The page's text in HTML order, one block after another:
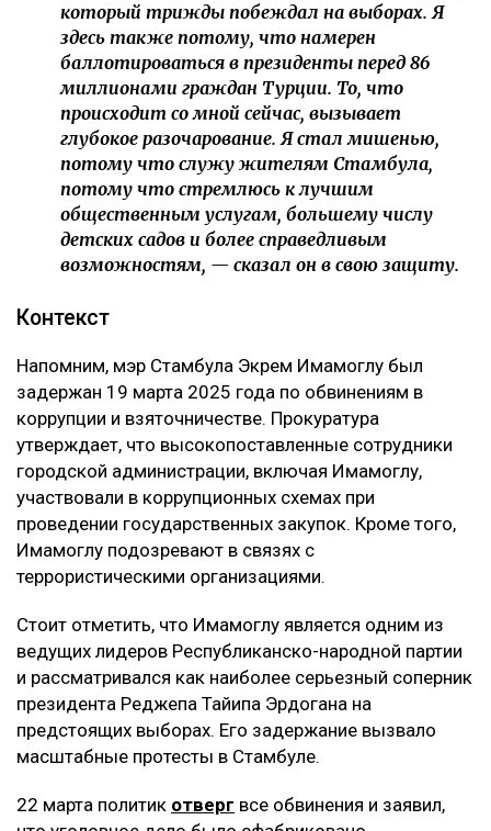
который трижды побеждал на выборах. Я
здесь также потому, что намерен
баллотироваться в президенты перед 86
миллионами граждан Турции. То, что
происходит со мной сейчас, вызывает
глубокое разочарование. Я стал мишенью,
потому что служу жителям Стамбула,
потому что стремлюсь к лучшим
общественным услугам, большему числу
детских садов и более справедливым
возможностям, — сказал он в свою защиту.
Контекст
Напомним, мэр Стамбула Экрем Имамоглу был
задержан 19 марта 2025 года по обвинениям в
коррупции и взяточничестве. Прокуратура
утверждает, что высокопоставленные сотрудники
городской администрации, включая Имамоглу,
участвовали в коррупционных схемах при
проведении государственных закупок. Кроме того,
Имамоглу подозревают в связях с
террористическими организациями.
Стоит отметить, что Имамоглу является одним из
ведущих лидеров Республиканско-народной партии
и рассматривался как наиболее серьезный соперник
президента Реджепа Тайипа Эрдогана на
предстоящих выборах. Его задержание вызвало
масштабные протесты в Стамбуле.
22 марта политик отверг все обвинения и заявил,